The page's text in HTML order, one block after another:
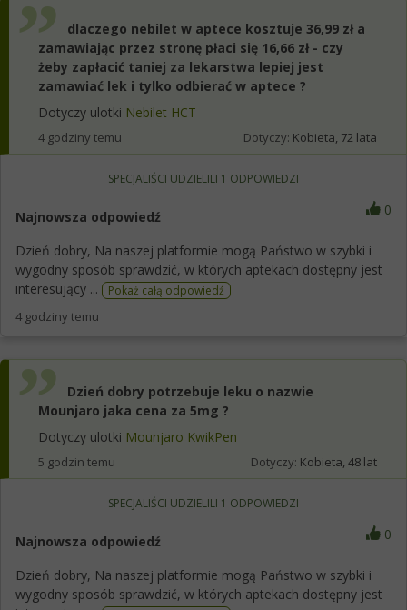
dlaczego nebilet w aptece kosztuje 36,99 zł a
zamawiając przez stronę płaci się 16,66 zł - czy
żeby zapłacić taniej za lekarstwa lepiej jest
zamawiać lek i tylko odbierać w aptece ?
Dotyczy ulotki Nebilet HCT
4 godziny temu Dotyczy: Kobieta, 72 lata
SPECJALIŚCI UDZIELILI 1 ODPOWIEDZI
Najnowsza odpowiedź 0
Dzień dobry, Na naszej platformie mogą Państwo w szybki i
wygodny sposób sprawdzić, w których aptekach dostępny jest
interesujący ...
Pokaż całą odpowiedź
4 godziny temu
Dzień dobry potrzebuje leku o nazwie
Mounjaro jaka cena za 5mg ?
Dotyczy ulotki Mounjaro KwikPen
5 godzin temu Dotyczy: Kobieta, 48 lat
SPECJALIŚCI UDZIELILI 1 ODPOWIEDZI
Najnowsza odpowiedź 0
Dzień dobry, Na naszej platformie mogą Państwo w szybki i
wygodny sposób sprawdzić, w których aptekach dostępny jest